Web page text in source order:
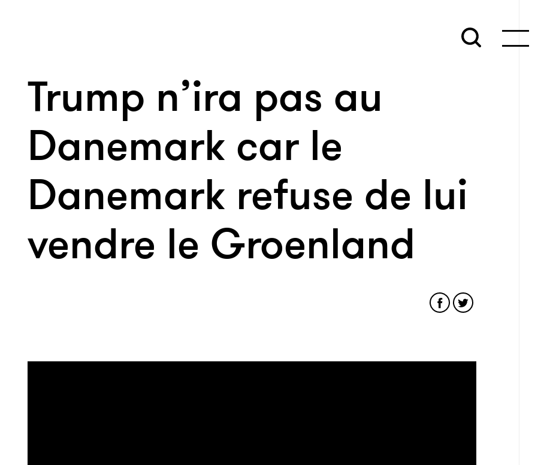
Trump n’ira pas au
Danemark car le
Danemark refuse de lui
vendre le Groenland